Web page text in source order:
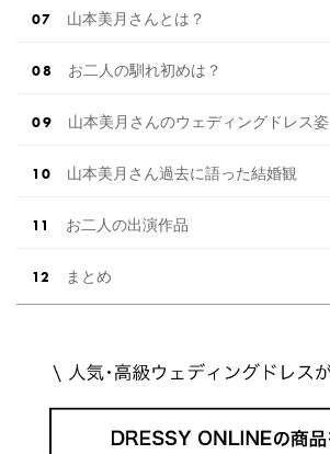
山本美月さんとは？
お二人の馴れ初めは？
山本美月さんのウェディングドレス姿
山本美月さん過去に語った結婚観
お二人の出演作品
まとめ